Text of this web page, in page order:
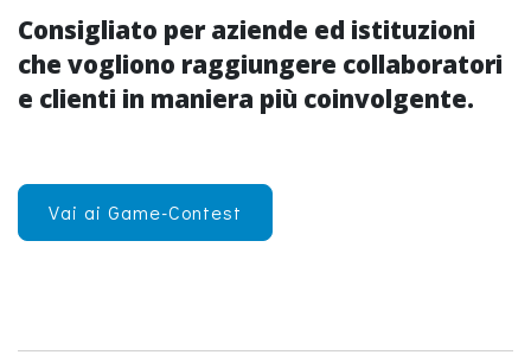
Consigliato per aziende ed istituzioni
che vogliono raggiungere collaboratori
e clienti in maniera più coinvolgente.
Vai ai Game-Contest